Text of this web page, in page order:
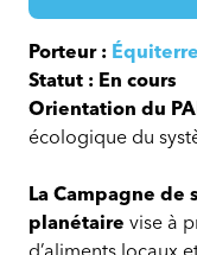
Porteur : Équiterre
Statut : En cours
Orientation du
écologique du
La Campagne
planétaire vise à